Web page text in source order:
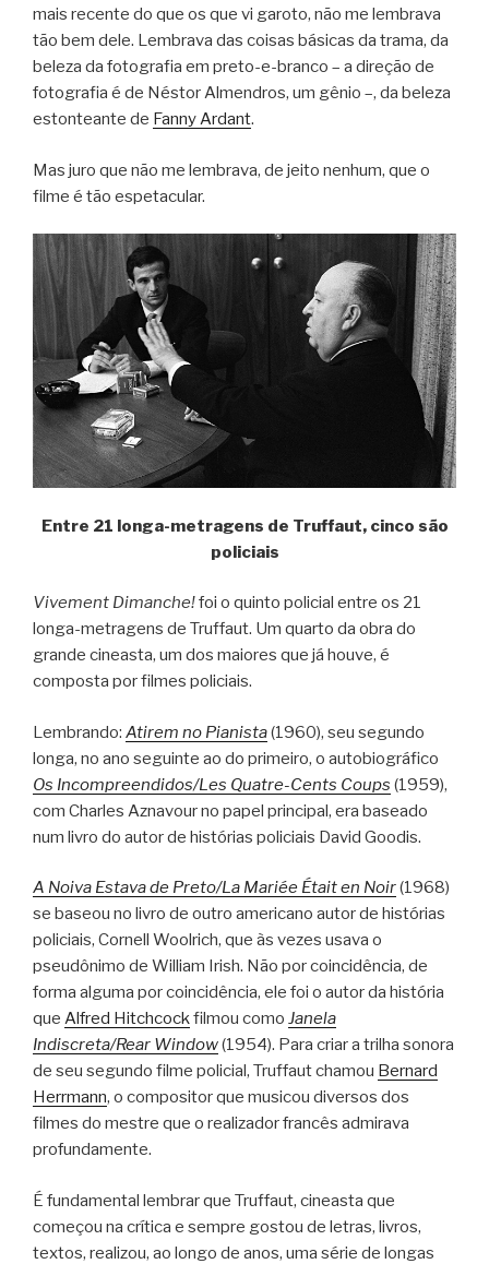
mais recente do que os que vi garoto, não me lembrava
tão bem dele. Lembrava das coisas básicas da trama, da
beleza da fotografia em preto-e-branco – a direção de
fotografia é de Néstor Almendros, um gênio –, da beleza
estonteante de Fanny Ardant.
Mas juro que não me lembrava, de jeito nenhum, que o
filme é tão espetacular.
Entre 21 longa-metragens de Truffaut, cinco são
policiais
Vivement Dimanche!foi o quinto policial entre os 21
longa-metragens de Truffaut. Um quarto da obra do
grande cineasta, um dos maiores que já houve, é
composta por filmes policiais.
Lembrando: Atirem no Pianista(1960), seu segundo
longa, no ano seguinte ao do primeiro, o autobiográfico
Os Incompreendidos/Les Quatre-Cents Coups (1959),
com Charles Aznavour no papel principal, era baseado
num livro do autor de histórias policiais David Goodis.
A Noiva Estava de Preto/La Mariée Était en Noir(1968)
se baseou no livro de outro americano autor de histórias
policiais, Cornell Woolrich, que às vezes usava o
pseudônimo de William Irish. Não por coincidência, de
forma alguma por coincidência, ele foi o autor da história
que Alfred Hitchcockfilmou como Janela
Indiscreta/Rear Window(1954). Para criar a trilha sonora
de seu segundo filme policial, Truffaut chamou Bernard
Herrmann, o compositor que musicou diversos dos
filmes do mestre que o realizador francês admirava
profundamente.
É fundamental lembrar que Truffaut, cineasta que
começou na crítica e sempre gostou de letras, livros,
textos, realizou, ao longo de anos, uma série de longas